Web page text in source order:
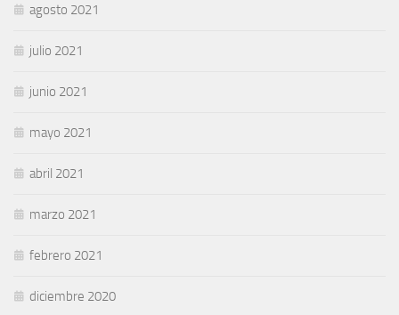
agosto 2021
julio 2021
junio 2021
mayo 2021
abril 2021
marzo 2021
febrero 2021
diciembre 2020